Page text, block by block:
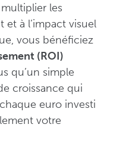
les
et à l’impact visuel
vous bénéficiez
(ROI)
qu’un simple
croissance qui
euro investi
votre